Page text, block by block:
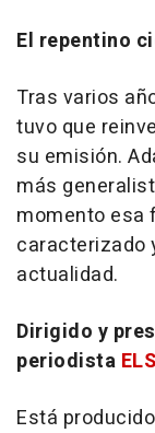
El repentino
Tras varios
tuvo que
su emisión.
más
momento esa
caracterizado
actualidad.
Dirigido y
periodista
Está producido